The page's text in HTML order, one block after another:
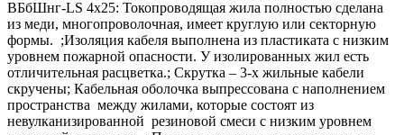
ВБбШнг-LS 4х25: Токопроводящая жила полностью сделана
из меди, многопроволочная, имеет круглую или секторную
формы. ;Изоляция кабеля выполнена из пластиката с низким
уровнем пожарной опасности. У изолированных жил есть
отличительная расцветка.; Скрутка – 3-х жильные кабели
скручены; Кабельная оболочка выпрессована с наполнением
пространства между жилами, которые состоят из
невулканизированной резиновой смеси с низким уровнем